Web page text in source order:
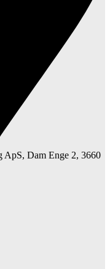
ApS, Dam Enge 2, 3660